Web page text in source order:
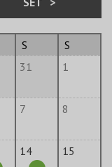
S
S
31 1
7 8
14 15